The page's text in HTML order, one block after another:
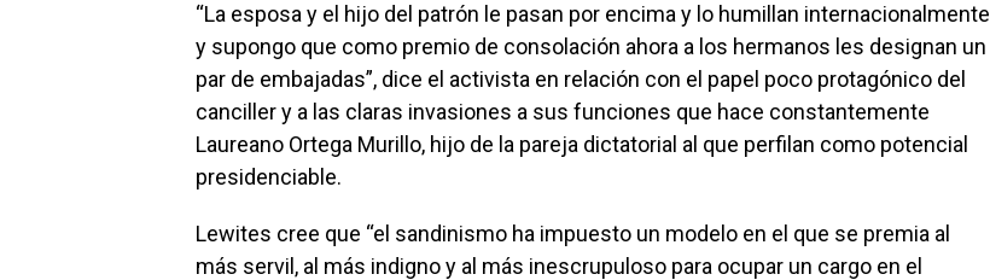
“La esposa y el hijo del patrón le pasan por encima y lo humillan internacionalmente
y supongo que como premio de consolación ahora a los hermanos les designan un
par de embajadas”, dice el activista en relación con el papel poco protagónico del
canciller y a las claras invasiones a sus funciones que hace constantemente
Laureano Ortega Murillo, hijo de la pareja dictatorial al que perfilan como potencial
presidenciable.
Lewites cree que “el sandinismo ha impuesto un modelo en el que se premia al
más servil, al más indigno y al más inescrupuloso para ocupar un cargo en el